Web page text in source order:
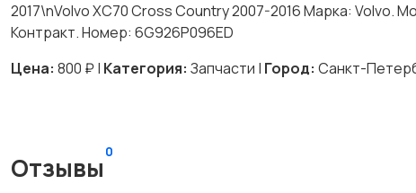
2017\nVolvo XC70 Cross Country 2007-2016 Марка: Volvo.
Контракт. Номер: 6G926P096ED
Цена: 800 ₽ | Категория: Запчасти | Город: Санкт-
Отзывы
0